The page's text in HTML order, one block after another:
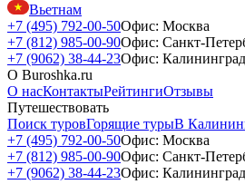
Вьетнам
+7 (495) 792-00-50Офис: Москва
+7 (812) 985-00-90Офис: Санкт-
+7 (9062) 38-44-23Офис: Калининград
О Buroshka.ru
О насКонтактыРейтингиОтзывы
Путешествовать
Поиск туровГорящие турыВ
+7 (495) 792-00-50Офис: Москва
+7 (812) 985-00-90Офис: Санкт-
+7 (9062) 38-44-23Офис: Калининград